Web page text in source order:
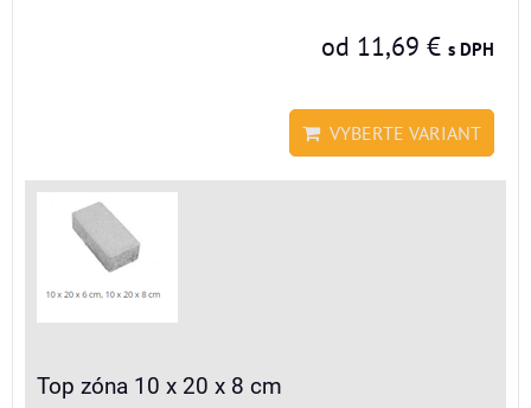
od 11,69 € s DPH
VYBERTE VARIANT
Top zóna 10 x 20 x 8 cm